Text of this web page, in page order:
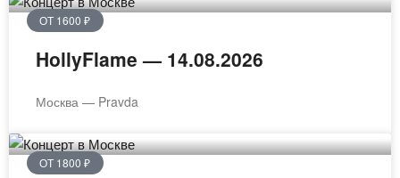
ОТ 1600 ₽
HollyFlame — 14.08.2026
Москва — Pravda
ОТ 1800 ₽